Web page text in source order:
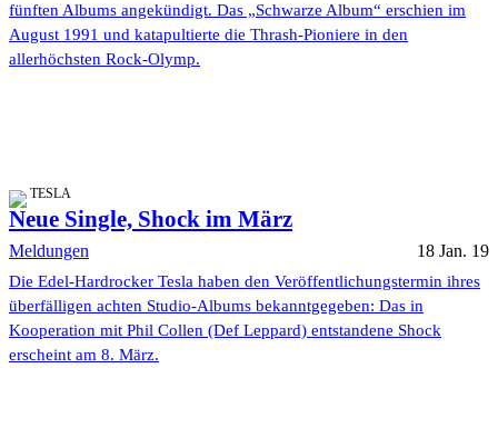
fünften Albums angekündigt. Das „Schwarze Album“ erschien im
August 1991 und katapultierte die Thrash-Pioniere in den
allerhöchsten Rock-Olymp.
TESLA
Neue Single, Shock im März
Meldungen 18 Jan. 19
Die Edel-Hardrocker Tesla haben den Veröffentlichungstermin ihres
überfälligen achten Studio-Albums bekanntgegeben: Das in
Kooperation mit Phil Collen (Def Leppard) entstandene Shock
erscheint am 8. März.